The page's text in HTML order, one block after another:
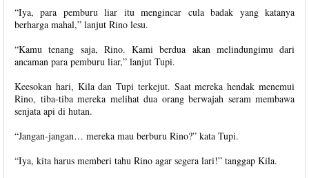
“Iya, para pemburu liar itu mengincar cula badak yang katanya
berharga mahal,” lanjut Rino lesu.
“Kamu tenang saja, Rino. Kami berdua akan melindungimu dari
ancaman para pemburu liar,” lanjut Tupi.
Keesokan hari, Kila dan Tupi terkejut. Saat mereka hendak menemui
Rino, tiba-tiba mereka melihat dua orang berwajah seram membawa
senjata api di hutan.
“Jangan-jangan… mereka mau berburu Rino?” kata Tupi.
“Iya, kita harus memberi tahu Rino agar segera lari!” tanggap Kila.